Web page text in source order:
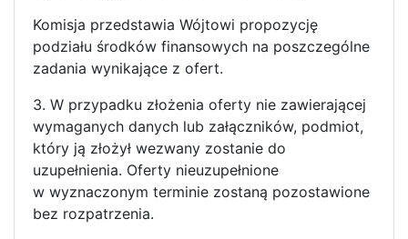
Komisja przedstawia Wójtowi propozycję
podziału środków finansowych na poszczególne
zadania wynikające z ofert.
3. W przypadku złożenia oferty nie zawierającej
wymaganych danych lub załączników, podmiot,
który ją złożył wezwany zostanie do
uzupełnienia. Oferty nieuzupełnione
w wyznaczonym terminie zostaną pozostawione
bez rozpatrzenia.